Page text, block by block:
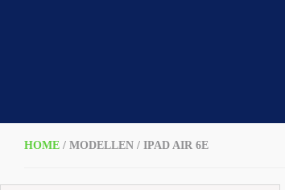
HOME / MODELLEN / IPAD AIR 6E